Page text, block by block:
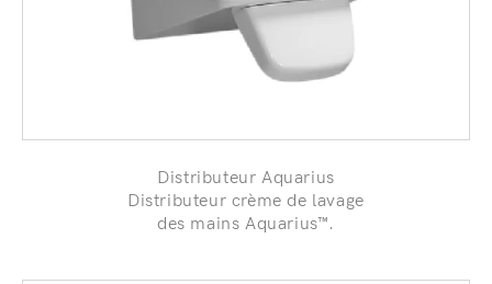
Distributeur Aquarius
Distributeur crème de lavage
des mains Aquarius™.